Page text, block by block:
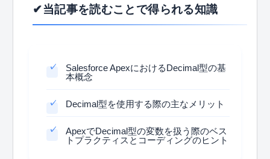
✔当記事を読むことで得られる知識
Salesforce ApexにおけるDecimal型の基
本概念
Decimal型を使用する際の主なメリット
ApexでDecimal型の変数を扱う際のベス
トプラクティスとコーディングのヒント